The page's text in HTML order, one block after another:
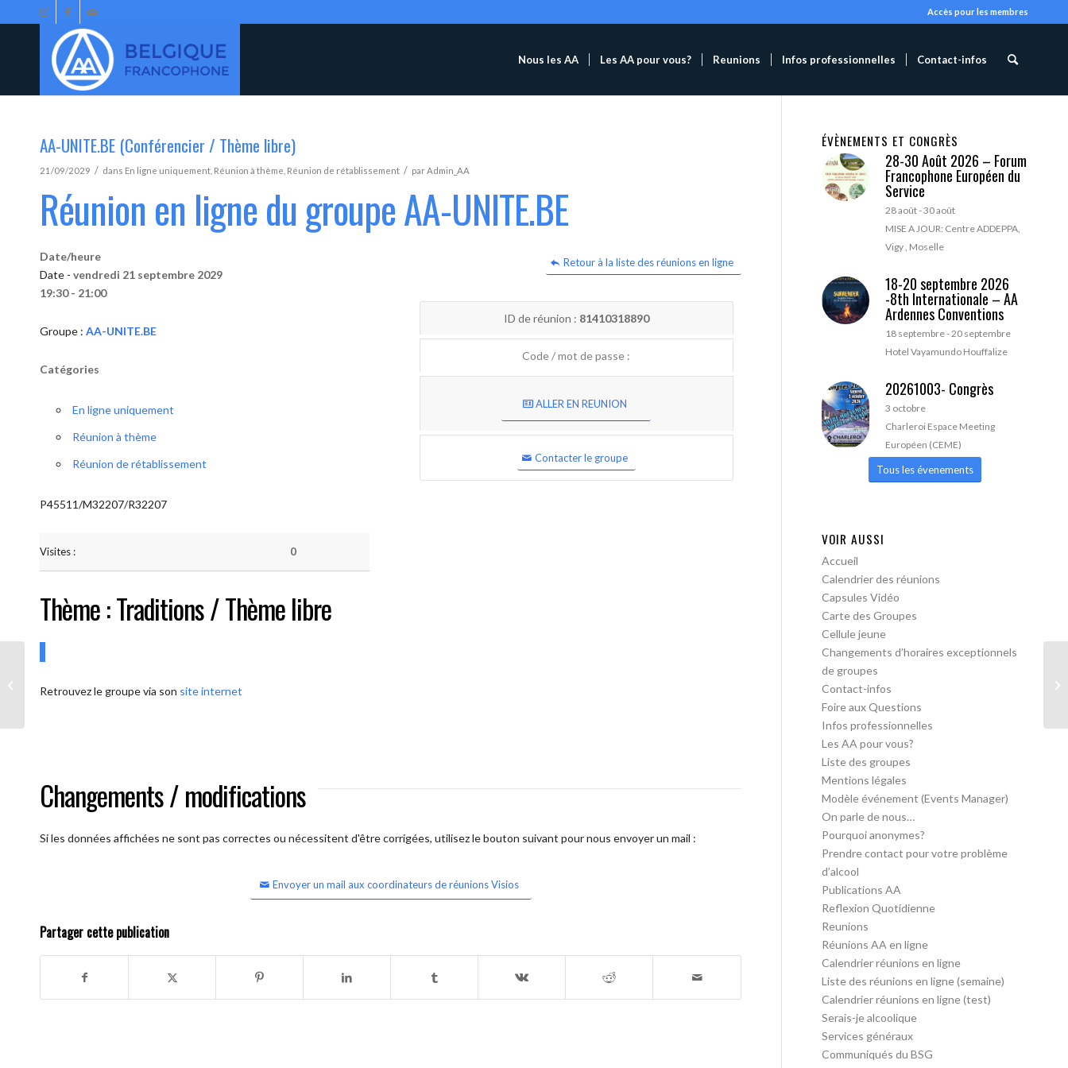
Accès pour les membres
Nous les AA Les AA pour vous? Reunions Infos professionnelles Contact-infos
AA-UNITE.BE (Conférencier / Thème libre)
21/09/2029 / dans En ligne uniquement Réunion à thème Réunion de rétablissement / parAdmin_AA
Réunion en ligne du groupe AA-UNITE.BE
Retour à la liste des réunions en ligne
Date/heure
Date - vendredi 21 septembre 2029
19:30 - 21:00
Groupe : AA-UNITE.BE
Catégories
En ligne uniquement
Réunion à thème
Réunion de rétablissement
P45511/M32207/R32207
Visites : 0
ID de réunion : 81410318890
Code / mot de passe :
ALLER EN REUNION
Contacter le groupe
Thème : Traditions / Thème libre
Retrouvez le groupe via son site internet
Changements / modifications
Si les données affichées ne sont pas correctes ou nécessitent d'être corrigées, utilisez le bouton suivant pour nous envoyer un mail :
Envoyer un mail aux coordinateurs de réunions Visios
Partager cette publication
ÉVÈNEMENTS ET CONGRÈS
28-30 Août 2026 – Forum
Francophone Européen du
Service
28 août-30 août
MISE A JOUR: Centre ADDEPPA,
Vigy , Moselle
18-20 septembre 2026
-8th Internationale – AA
Ardennes Conventions
18 septembre-20 septembre
Hotel Vayamundo Houffalize
20261003- Congrès
3 octobre
Charleroi Espace Meeting
Européen (CEME)
Tous les évenements
VOIR AUSSI
Accueil
Calendrier des réunions
Capsules Vidéo
Carte des Groupes
Cellule jeune
Changements d’horaires exceptionnels
de groupes
Contact-infos
Foire aux Questions
Infos professionnelles
Les AA pour vous?
Liste des groupes
Mentions légales
Modèle événement (Events Manager)
On parle de nous…
Pourquoi anonymes?
Prendre contact pour votre problème
d’alcool
Publications AA
Reflexion Quotidienne
Reunions
Réunions AA en ligne
Calendrier réunions en ligne
Liste des réunions en ligne (semaine)
Calendrier réunions en ligne (test)
Serais-je alcoolique
Services généraux
Communiqués du BSG
libre)